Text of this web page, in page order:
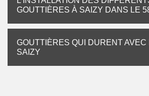
GOUTTIÈRES À SAIZY DANS LE
GOUTTIÈRES QUI DURENT AVEC
SAIZY